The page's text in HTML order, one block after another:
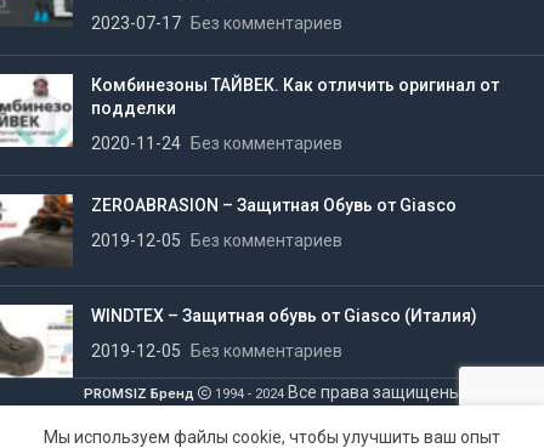
2023-07-17
Без комментариев
Комбинезоны ТАЙВЕК. Как отличить оригинал от
подделки
2020-11-24
Без комментариев
ZEROABRASION – Защитная Обувь от Giasco
2019-12-05
Без комментариев
WINDTEX – Защитная обувь от Giasco (Италия)
2019-12-05
Без комментариев
PROMSIZ Бренд 1994 - 2024Все права защищены
Мы используем файлы cookie, чтобы улучшить ваш опыт
2
100.00